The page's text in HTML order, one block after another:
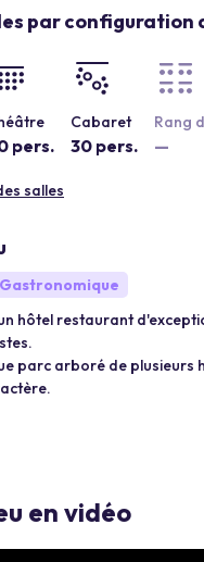
par configuration
pers.
Cabaret
30 pers.
Rang
—
salles
Gastronomique
hôtel restaurant
parc arboré de
en vidéo